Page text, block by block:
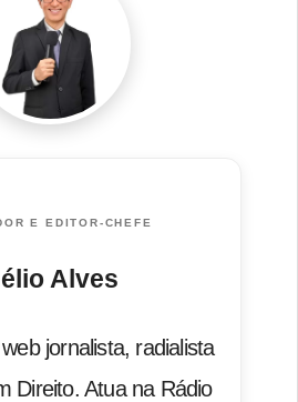
E EDITOR-CHEFE
Alves
jornalista, radialista
Direito. Atua na Rádio